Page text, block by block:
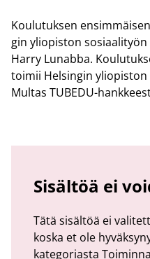
Kou­lu­tuk­sen
gin yli­opis­ton
Harry Lu­nab­ba.
toi­mii Hel­sin­gin
Mul­tas TUBEDU-​
Sisältöä ei
Tätä sisältöä ei
koska et ole
kategoriasta